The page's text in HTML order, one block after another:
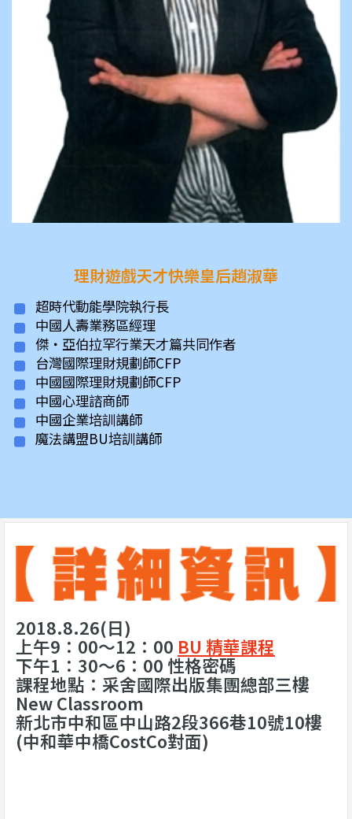
理財遊戲天才快樂皇后趙淑華
超時代動能學院執行長
中國人壽業務區經理
傑‧亞伯拉罕行業天才篇共同作者
台灣國際理財規劃師CFP
中國國際理財規劃師CFP
中國心理諮商師
中國企業培訓講師
魔法講盟BU培訓講師
2018.8.26(日)
上午9：00～12：00 BU 精華課程
下午1：30～6：00 性格密碼
課程地點：采舍國際出版集團總部三樓
New Classroom
新北市中和區中山路2段366巷10號10樓
(中和華中橋CostCo對面)